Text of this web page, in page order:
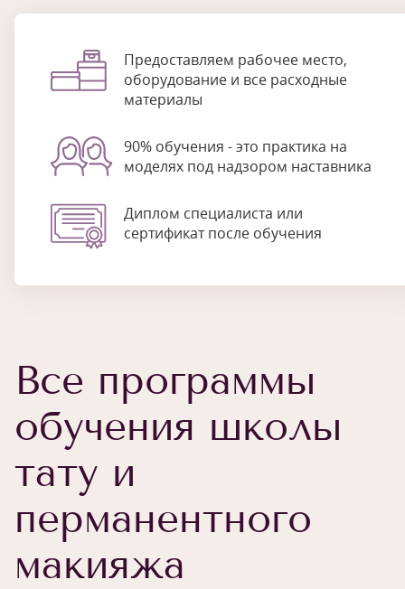
Предоставляем рабочее место,
оборудование и все расходные
материалы
90% обучения - это практика на
моделях под надзором наставника
Диплом специалиста или
сертификат после обучения
Все программы
обучения школы
тату и
перманентного
макияжа